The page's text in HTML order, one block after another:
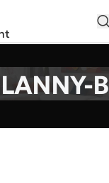
LANNY-B